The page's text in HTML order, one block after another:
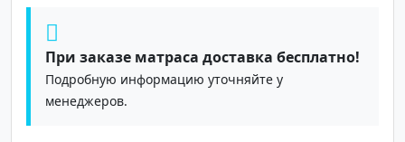
При заказе матраса доставка бесплатно!
Подробную информацию уточняйте у
менеджеров.